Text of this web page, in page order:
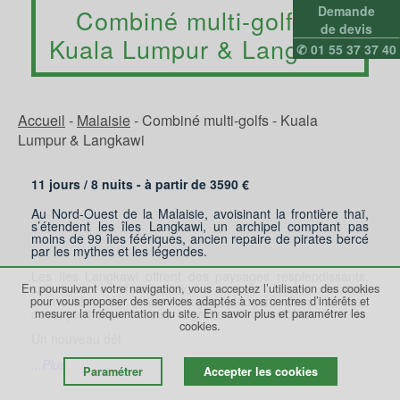
Demande
de devis
✆ 01 55 37 37 40
Combiné multi-golfs -
Kuala Lumpur & Langkawi
Accueil - Malaisie-Combiné multi-golfs - Kuala
Lumpur & Langkawi
11 jours / 8 nuits - à partir de 3590 €
Au Nord-Ouest de la Malaisie, avoisinant la frontière thaï,
s’étendent les îles Langkawi, un archipel comptant pas
moins de 99 îles féériques, ancien repaire de pirates bercé
par les mythes et les légendes.
sauvages et fantasmatiques : de hautes falaises
surmontées de forêts vierges plongent dans la mer,
découpant criques, baies et grottes inaccessibles.
...Plus
En poursuivant votre navigation, vous acceptez l’utilisation des cookies
pour vous proposer des services adaptés à vos centres d’intérêts et
mesurer la fréquentation du site. En savoir plus et paramétrer les
cookies.
Paramétrer Accepter les cookies